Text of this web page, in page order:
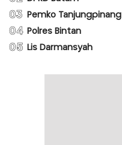
03 Pemko Tanjungpinang
04 Polres Bintan
05 Lis Darmansyah